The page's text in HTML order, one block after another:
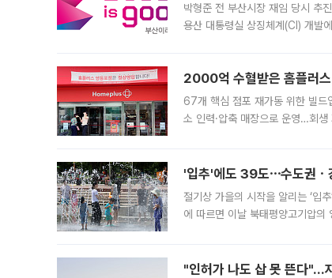
박형준 전 부산시장 재임 당시 추
용산 대통령실 상징체계(CI) 개발
2000억 수혈받은 홈플러스
67개 핵심 점포 재가동 위한 빌드
소 인력·압축 매장으로 운영…회
'입추'에도 39도⋯수도권ㆍ
절기상 가을의 시작을 알리는 ‘입
에 따르면 이날 북태평양고기압
"인허가 나도 삽 못 뜬다"…